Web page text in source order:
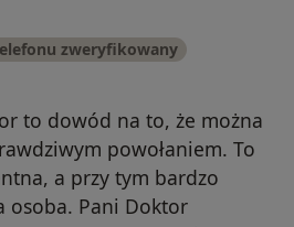
zweryfikowany
to dowód na to, że można
powołaniem. To
a przy tym bardzo
osoba. Pani Doktor